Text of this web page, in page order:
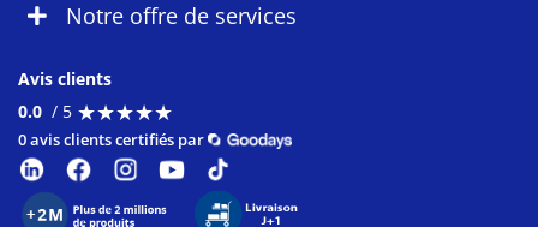
Notre offre de services
Avis clients
0.0 / 5 ★★★★★
★★★★★
0 avis clients certifiés par